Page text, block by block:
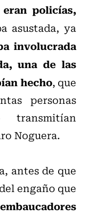
policías,
asustada, ya
involucrada
una de las
hecho, que
personas
transmitían
Noguera.
antes de que
engaño que